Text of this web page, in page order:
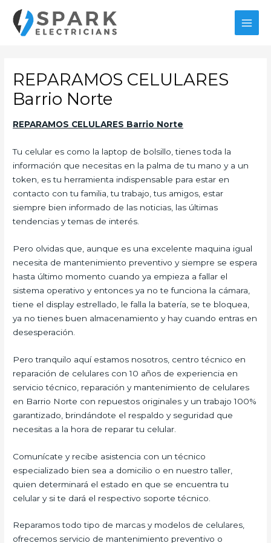
contenido
REPARAMOS CELULARES
Barrio Norte
REPARAMOS CELULARES Barrio Norte
Tu celular es como la laptop de bolsillo, tienes toda la
información que necesitas en la palma de tu mano y a un
token, es tu herramienta indispensable para estar en
contacto con tu familia, tu trabajo, tus amigos, estar
siempre bien informado de las noticias, las últimas
tendencias y temas de interés.
Pero olvidas que, aunque es una excelente maquina igual
necesita de mantenimiento preventivo y siempre se espera
hasta último momento cuando ya empieza a fallar el
sistema operativo y entonces ya no te funciona la cámara,
tiene el display estrellado, le falla la batería, se te bloquea,
ya no tienes buen almacenamiento y hay cuando entras en
desesperación.
Pero tranquilo aquí estamos nosotros, centro técnico en
reparación de celulares con 10 años de experiencia en
servicio técnico, reparación y mantenimiento de celulares
en Barrio Norte con repuestos originales y un trabajo 100%
garantizado, brindándote el respaldo y seguridad que
necesitas a la hora de reparar tu celular.
Comunícate y recibe asistencia con un técnico
especializado bien sea a domicilio o en nuestro taller,
quien determinará el estado en que se encuentra tu
celular y si te dará el respectivo soporte técnico.
Reparamos todo tipo de marcas y modelos de celulares,
ofrecemos servicio de mantenimiento preventivo o